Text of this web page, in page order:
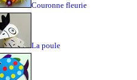
Couronne fleurie
La poule